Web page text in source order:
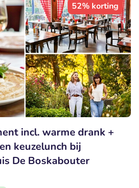
52% korting
incl. warme drank +
keuzelunch bij
De Boskabouter